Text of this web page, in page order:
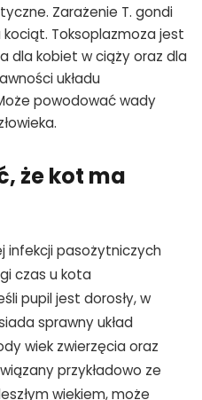
Zarażenie T. gondi
Toksoplazmoza jest
dla kobiet w ciąży oraz dla
układu
powodować wady
że kot ma
infekcji pasożytniczych
czas u kota
pupil jest dorosły, w
sprawny układ
wiek zwierzęcia oraz
przykładowo ze
wiekiem, może